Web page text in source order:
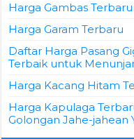
Harga Gambas Terbaru
Harga Garam Terbaru
Daftar Harga Pasang
Terbaik untuk
Harga Kacang Hitam
Harga Kapulaga
Golongan Jahe-jahean